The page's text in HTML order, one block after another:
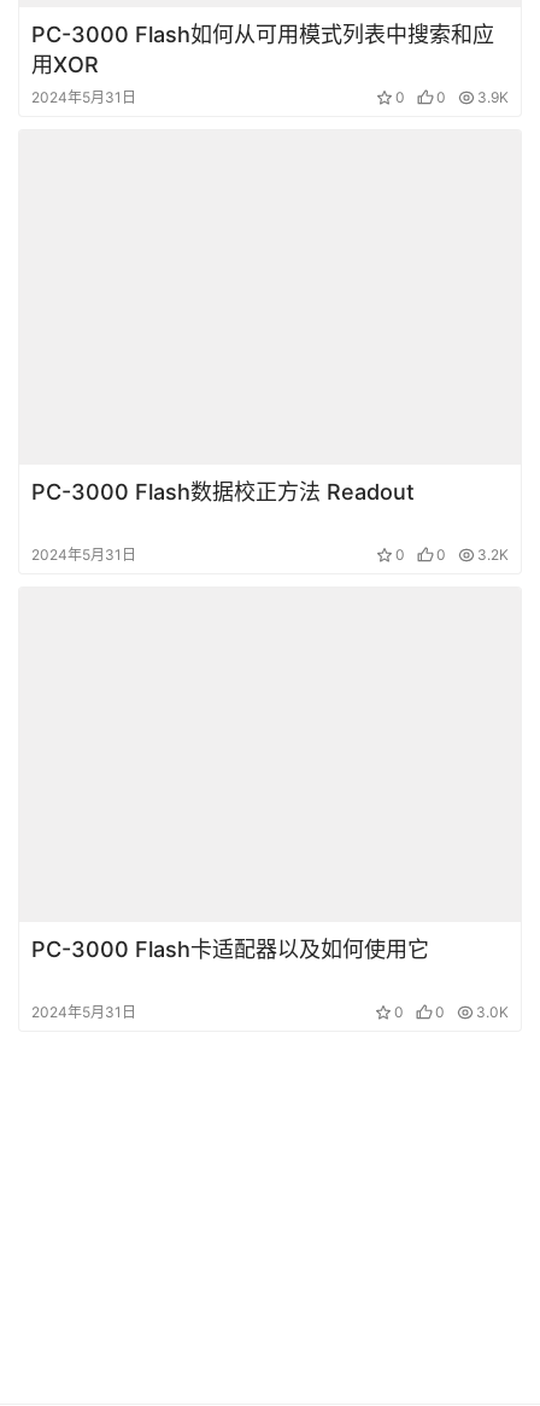
PC-3000 Flash如何从可用模式列表中搜索和应
用XOR
2024年5月31日 0 0 3.9K
PC-3000 Flash数据校正方法 Readout
2024年5月31日 0 0 3.2K
PC-3000 Flash卡适配器以及如何使用它
2024年5月31日 0 0 3.0K